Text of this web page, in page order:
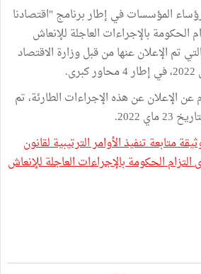
المؤسسات في إطار برنامج "اقتصادنا
الحكومة بالإجراءات العاجلة للإنعاش
وعددها 42، والتي تم الإعلان عنها من قبل وزارة الاقتصاد
مرور أكثر من 60 يوم عن الإعلان عن هذه الإجراءات الطارئة، تم
2022.
متابعة تنفيذ الأوامر الترتيبية لقانون
الحكومة بالإجراءات العاجلة للإنعاش